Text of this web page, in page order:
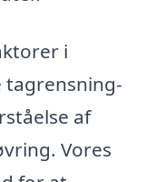
i
af
Vores